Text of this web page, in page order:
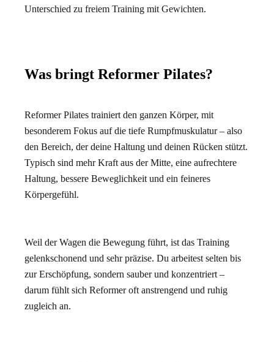
Unterschied zu freiem Training mit Gewichten.
Was bringt Reformer Pilates?
Reformer Pilates trainiert den ganzen Körper, mit
besonderem Fokus auf die tiefe Rumpfmuskulatur – also
den Bereich, der deine Haltung und deinen Rücken stützt.
Typisch sind mehr Kraft aus der Mitte, eine aufrechtere
Haltung, bessere Beweglichkeit und ein feineres
Körpergefühl.
Weil der Wagen die Bewegung führt, ist das Training
gelenkschonend und sehr präzise. Du arbeitest selten bis
zur Erschöpfung, sondern sauber und konzentriert –
darum fühlt sich Reformer oft anstrengend und ruhig
zugleich an.